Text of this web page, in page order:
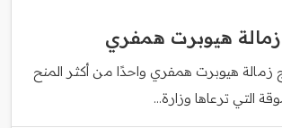
زمالة هيوبرت همفري
زمالة هيوبرت همفري واحدًا من أكثر المنح
التي ترعاها وزارة...